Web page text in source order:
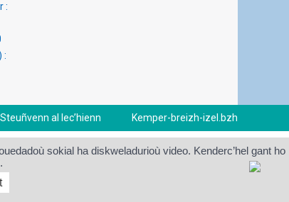
:
:
Steuñvenn al lec’hienn Kemper-breizh-izel.bzh
sokial ha diskweladurioù video. Kenderc’hel gant ho